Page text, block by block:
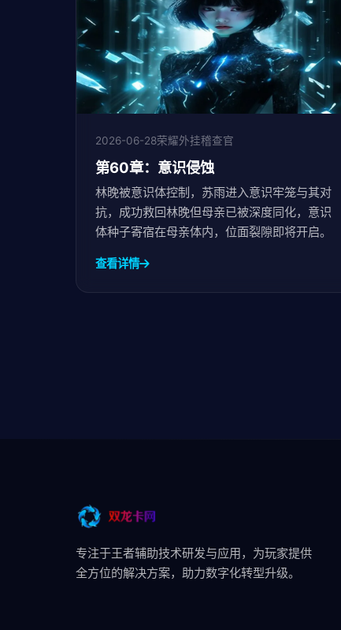
2026-06-28荣耀外挂稽查官
第60章：意识侵蚀
林晚被意识体控制，苏雨进入意识牢笼与其对
抗，成功救回林晚但母亲已被深度同化，意识
体种子寄宿在母亲体内，位面裂隙即将开启。
查看详情
专注于王者辅助技术研发与应用，为玩家提供
全方位的解决方案，助力数字化转型升级。